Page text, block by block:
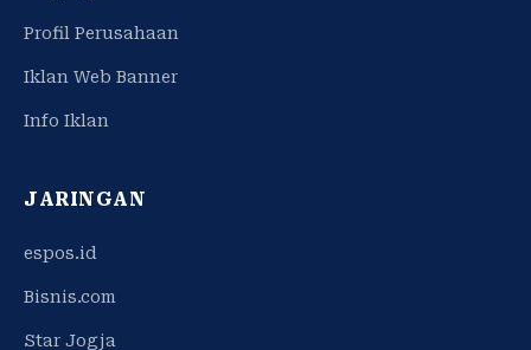
Profil Perusahaan
Iklan Web Banner
Info Iklan
JARINGAN
espos.id
Bisnis.com
Star Jogja